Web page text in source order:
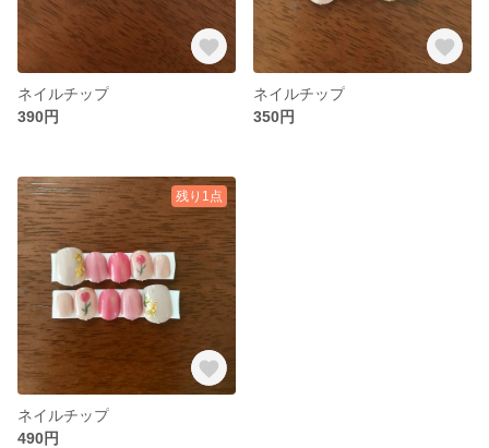
ネイルチップ
390円
ネイルチップ
350円
残り1点
ネイルチップ
490円